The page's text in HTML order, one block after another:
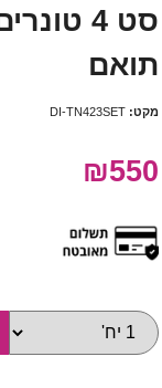
תואם
מקט: DI-TN423SET
₪550